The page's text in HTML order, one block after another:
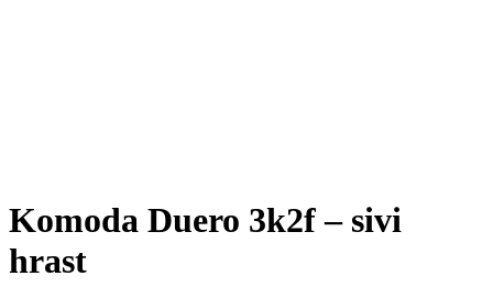
Komoda Duero 3k2f – sivi
hrast